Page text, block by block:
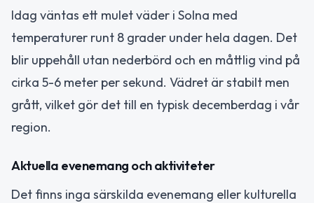
Idag väntas ett mulet väder i Solna med
temperaturer runt 8 grader under hela dagen. Det
blir uppehåll utan nederbörd och en måttlig vind på
cirka 5-6 meter per sekund. Vädret är stabilt men
grått, vilket gör det till en typisk decemberdag i vår
region.
Aktuella evenemang och aktiviteter
Det finns inga särskilda evenemang eller kulturella